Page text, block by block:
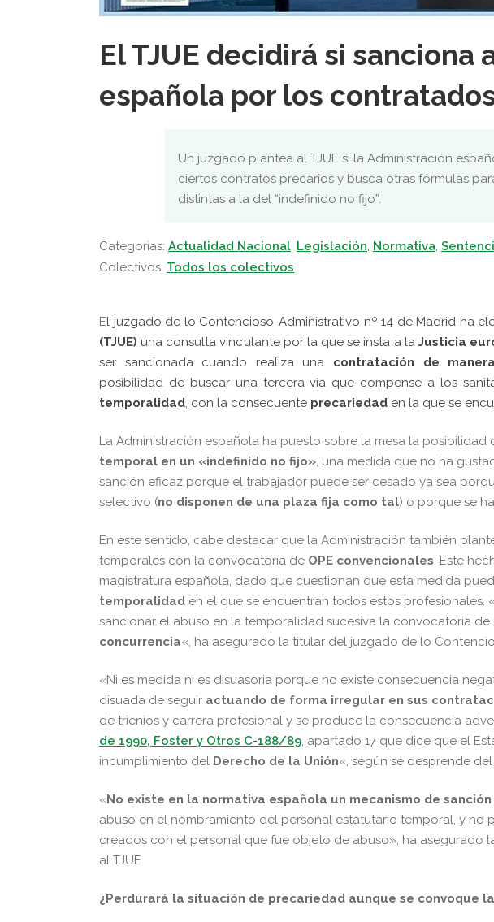
El TJUE decidirá si sanciona
española por los
Un juzgado plantea al TJUE si la Administración
ciertos contratos precarios y busca otras fórmulas
distintas a la del “indefinido no fijo”.
Categorias: Actualidad Nacional Legislación Normativa
Colectivos: Todos los colectivos
El juzgado de lo Contencioso-Administrativo nº 14 de Madrid ha
(TJUE) una consulta vinculante por la que se insta a la Justicia
ser sancionada cuando realiza una contratación de
posibilidad de buscar una tercera vía que compense a los
temporalidad , con la consecuente precariedad en la que se
La Administración española ha puesto sobre la mesa la posibilidad
temporal en un «indefinido no fijo» , una medida que no ha
sanción eficaz porque el trabajador puede ser cesado ya sea
selectivo (no disponen de una plaza fija como tal) o porque se
En este sentido, cabe destacar que la Administración también
temporales con la convocatoria de OPE convencionales . Este
magistratura española, dado que cuestionan que esta medida
temporalidad en el que se encuentran todos estos
sancionar el abuso en la temporalidad sucesiva la convocatoria de
concurrencia«, ha asegurado la titular del juzgado de lo
«Ni es medida ni es disuasoria porque no existe consecuencia
disuada de seguir actuando de forma irregular en sus
de trienios y carrera profesional y se produce la consecuencia
de 1990, Foster y Otros C-188/89 , apartado 17 que dice que el
incumplimiento del Derecho de la Unión«, según se desprende
«No existe en la normativa española un mecanismo de
abuso en el nombramiento del personal estatutario temporal, y no
creados con el personal que fue objeto de abuso», ha asegurado
al TJUE.
¿Perdurará la situación de precariedad aunque se convoque la